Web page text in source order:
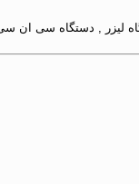
لیزر , دستگاه سی ان